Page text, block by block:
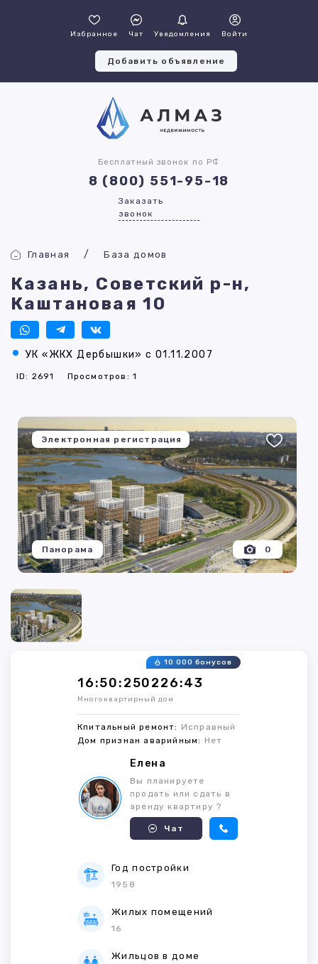
Избранное Чат Уведомления Войти
Добавить объявление
Бесплатный звонок по РФ
8 (800) 551-95-18
Заказать
звонок
Главная База домов
Казань, Советский р-н,
Каштановая 10
УК «ЖКХ Дербышки» с 01.11.2007
ID: 2691 Просмотров: 1
Электронная регистрация
0
Панорама
16:50:250226:43
10 000 бонусов
Многоквартирный дом
Кпитальный ремонт: Исправный
Дом признан аварийным: Нет
Елена
Вы планируете
продать или сдать в
аренду квартиру ?
Чат
Год постройки
1958
Жилых помещений
16
Жильцов в доме